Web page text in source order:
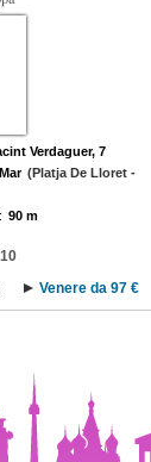
Verdaguer, 7
(Platja De Lloret -
90 m
Venere da 97 €